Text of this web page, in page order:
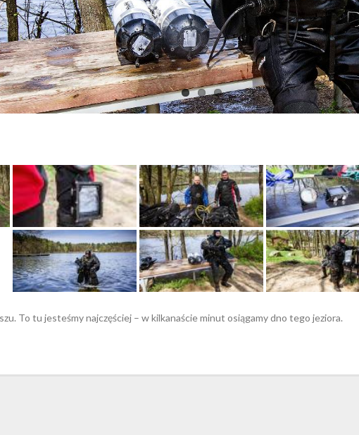
To tu jesteśmy najczęściej – w kilkanaście minut osiągamy dno tego jeziora.